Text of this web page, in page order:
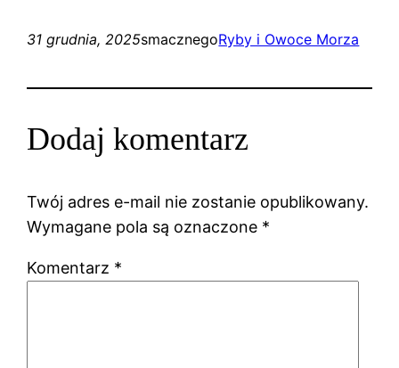
31 grudnia, 2025smacznegoRyby i Owoce Morza
Dodaj komentarz
Twój adres e-mail nie zostanie opublikowany.
Wymagane pola są oznaczone *
Komentarz *